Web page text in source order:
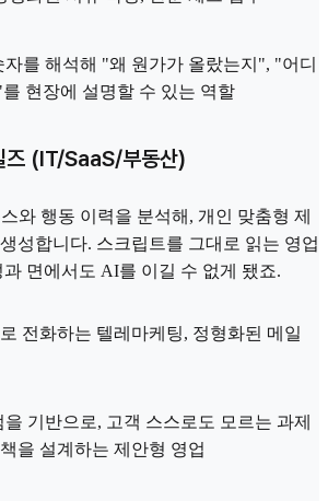
를 해석해 "왜 원가가 올랐는지", "어디
현장에 설명할 수 있는 역할
즈 (IT/SaaS/부동산)
와 행동 이력을 분석해, 개인 맞춤형 제
성합니다. 스크립트를 그대로 읽는 영업
면에서도 AI를 이길 수 없게 됐죠.
전화하는 텔레마케팅, 정형화된 메일
기반으로, 고객 스스로도 모르는 과제
을 설계하는 제안형 영업